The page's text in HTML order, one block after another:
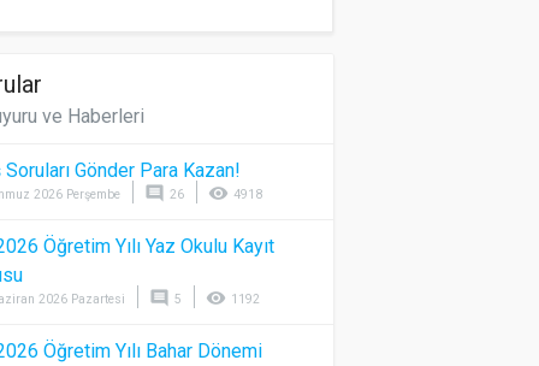
ve Haberleri
Soruları Gönder Para Kazan!
2026 Perşembe comment 26 visibility 4918
Öğretim Yılı Yaz Okulu Kayıt
2026 Pazartesi comment 5 visibility 1192
Öğretim Yılı Bahar Dönemi